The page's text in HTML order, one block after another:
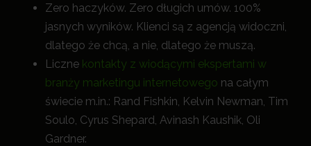
Zero haczyków. Zero długich umów. 100%
jasnych wyników. Klienci są z agencją widoczni,
dlatego że chcą, a nie, dlatego że muszą.
Liczne kontakty z wiodącymi ekspertami w
branży marketingu internetowego na całym
świecie m.in.: Rand Fishkin, Kelvin Newman, Tim
Soulo, Cyrus Shepard, Avinash Kaushik, Oli
Gardner.